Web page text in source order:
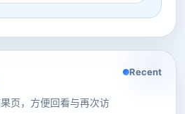
页，方便回看与再次访
Recent